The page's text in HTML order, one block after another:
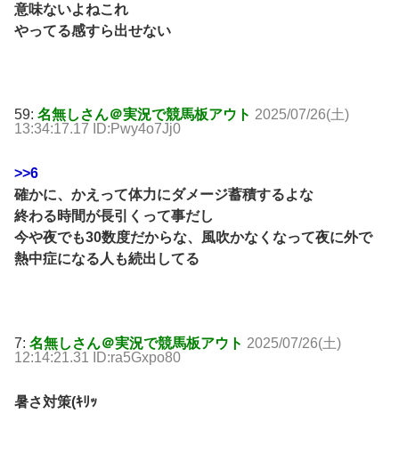
意味ないよねこれ
やってる感すら出せない
59: 名無しさん＠実況で競馬板アウト 2025/07/26(土)
13:34:17.17 ID:Pwy4o7Jj0
>>6
確かに、かえって体力にダメージ蓄積するよな
終わる時間が長引くって事だし
今や夜でも30数度だからな、風吹かなくなって夜に外で
熱中症になる人も続出してる
7: 名無しさん＠実況で競馬板アウト 2025/07/26(土)
12:14:21.31 ID:ra5Gxpo80
暑さ対策(ｷﾘｯ